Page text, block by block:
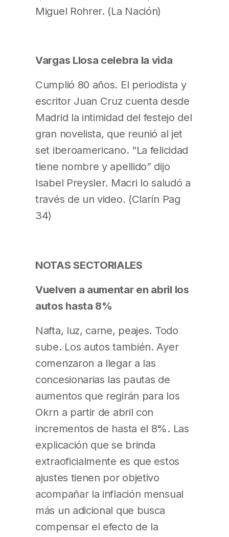
Miguel Rohrer. (La Nación)
Vargas Llosa celebra la vida
Cumplió 80 años. El periodista y
escritor Juan Cruz cuenta desde
Madrid la intimidad del festejo del
gran novelista, que reunió al jet
set iberoamericano. “La felicidad
tiene nombre y apellido” dijo
Isabel Preysler. Macri lo saludó a
través de un video. (Clarín Pag
34)
NOTAS SECTORIALES
Vuelven a aumentar en abril los
autos hasta 8%
Nafta, luz, carne, peajes. Todo
sube. Los autos también. Ayer
comenzaron a llegar a las
concesionarias las pautas de
aumentos que regirán para los
Okrn a partir de abril con
incrementos de hasta el 8%. Las
explicación que se brinda
extraoficialmente es que estos
ajustes tienen por objetivo
acompañar la inflación mensual
más un adicional que busca
compensar el efecto de la